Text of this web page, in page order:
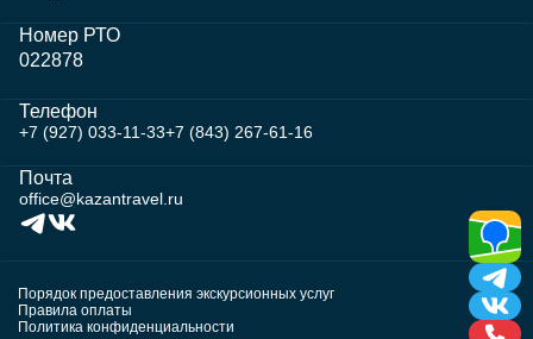
Номер РТО
022878
Телефон
+7 (927) 033-11-33+7 (843) 267-61-16
Почта
office@kazantravel.ru
Порядок предоставления экскурсионных услуг
Правила оплаты
Политика конфиденциальности